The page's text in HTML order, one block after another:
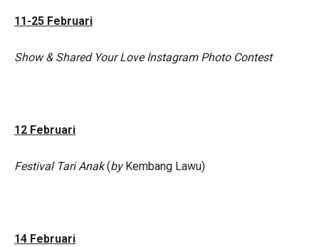
11-25 Februari
Show & Shared Your Love Instagram Photo Contest
12 Februari
Festival Tari Anak(by Kembang Lawu)
14 Februari